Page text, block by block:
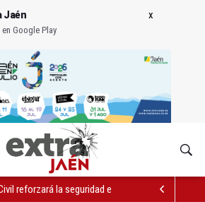
Jaén
Google Play
reforzará la seguridad el 12 de agosto por el